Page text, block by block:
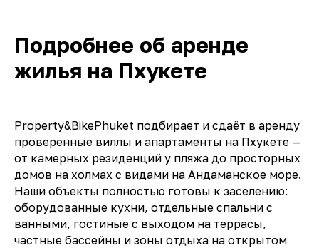
Подробнее об аренде
жилья на Пхукете
Property&BikePhuket подбирает и сдаёт в аренду
проверенные виллы и апартаменты на Пхукете —
от камерных резиденций у пляжа до просторных
домов на холмах с видами на Андаманское море.
Наши объекты полностью готовы к заселению:
оборудованные кухни, отдельные спальни с
ванными, гостиные с выходом на террасы,
частные бассейны и зоны отдыха на открытом